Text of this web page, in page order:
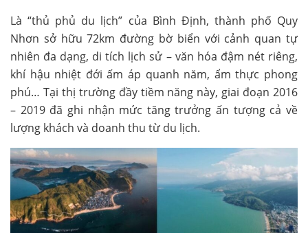
Là “thủ phủ du lịch” của Bình Định, thành phố Quy
Nhơn sở hữu 72km đường bờ biển với cảnh quan tự
nhiên đa dạng, di tích lịch sử – văn hóa đậm nét riêng,
khí hậu nhiệt đới ấm áp quanh năm, ẩm thực phong
phú… Tại thị trường đầy tiềm năng này, giai đoạn 2016
– 2019 đã ghi nhận mức tăng trưởng ấn tượng cả về
lượng khách và doanh thu từ du lịch.